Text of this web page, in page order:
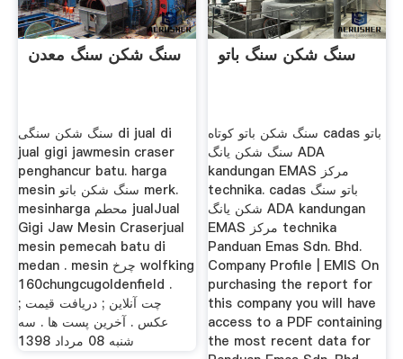
سنگ شکن سنگ معدن
سنگ شکن سنگی di jual di
jual gigi jawmesin craser
penghancur batu. harga
mesin سنگ شکن باتو merk.
mesinharga محطم jualJual
Gigi Jaw Mesin Craserjual
mesin pemecah batu di
medan . mesin چرخ wolfking
160chungcugoldenfield .
چت آنلاین ; دریافت قیمت ;
عکس . آخرین پست ها . سه
شنبه 08 مرداد 1398
سنگ شکن سنگ باتو
سنگ شکن باتو کوتاه cadas باتو
سنگ شکن یانگ ADA
kandungan EMAS مرکز
technika. cadas باتو سنگ
شکن یانگ ADA kandungan
EMAS مرکز technika
Panduan Emas Sdn. Bhd.
Company Profile | EMIS On
purchasing the report for
this company you will have
access to a PDF containing
the most recent data for